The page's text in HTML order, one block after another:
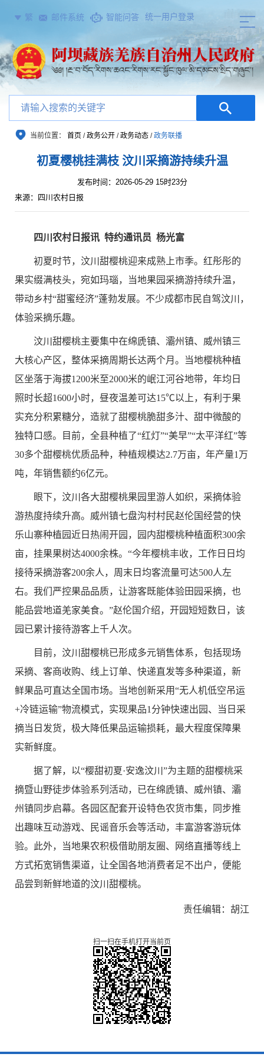
繁 邮件系统 智能问答 统一用户登录
当前位置： 首页 /政务公开 /政务动态 /政务联播
初夏樱桃挂满枝 汶川采摘游持续升温
发布时间：2026-05-29 15时23分
来源：四川农村日报
四川农村日报讯 特约通讯员 杨光富
初夏时节，汶川甜樱桃迎来成熟上市季。红彤彤的
果实缀满枝头，宛如玛瑙，当地果园采摘游持续升温，
带动乡村“甜蜜经济”蓬勃发展。不少成都市民自驾汶川，
体验采摘乐趣。
汶川甜樱桃主要集中在绵虒镇、灞州镇、威州镇三
大核心产区，整体采摘周期长达两个月。当地樱桃种植
区坐落于海拔1200米至2000米的岷江河谷地带，年均日
照时长超1600小时，昼夜温差可达15℃以上，有利于果
实充分积累糖分，造就了甜樱桃脆甜多汁、甜中微酸的
独特口感。目前，全县种植了“红灯”“美早”“太平洋红”等
30多个甜樱桃优质品种，种植规模达2.7万亩，年产量1 万
吨，年销售额约6亿元。
眼下，汶川各大甜樱桃果园里游人如织，采摘体验
游热度持续升高。威州镇七盘沟村村民赵伦国经营的快
乐山寨种植园近日热闹开园，园内甜樱桃种植面积300余
亩，挂果果树达4000余株。“今年樱桃丰收，工作日日均
接待采摘游客200余人，周末日均客流量可达500人左
右。我们严控果品品质，让游客既能体验田园采摘，也
能品尝地道羌家美食。”赵伦国介绍，开园短短数日，该
园已累计接待游客上千人次。
目前，汶川甜樱桃已形成多元销售体系，包括现场
采摘、客商收购、线上订单、快递直发等多种渠道，新
鲜果品可直达全国市场。当地创新采用“无人机低空吊运
+冷链运输”物流模式，实现果品1 分钟快速出园、当日采
摘当日发货，极大降低果品运输损耗，最大程度保障果
实新鲜度。
据了解，以“樱甜初夏·安逸汶川”为主题的甜樱桃采
摘暨山野徒步体验系列活动，已在绵虒镇、 威州镇、灞
州镇同步启幕。各园区配套开设特色农货市集，同步推
出趣味互动游戏、民谣音乐会等活动，丰富游客游玩体
验。此外，当地果农积极借助朋友圈、网络直播等线上
方式拓宽销售渠道，让全国各地消费者足不出户，便能
品尝到新鲜地道的汶川甜樱桃。
责任编辑：胡江
扫一扫在手机打开当前页